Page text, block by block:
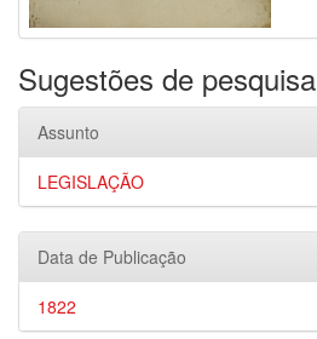
Sugestões de pesquisa
Assunto
LEGISLAÇÃO
Data de Publicação
1822